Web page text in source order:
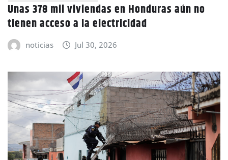
Unas 378 mil viviendas en Honduras aún no
tienen acceso a la electricidad
noticias Jul 30, 2026